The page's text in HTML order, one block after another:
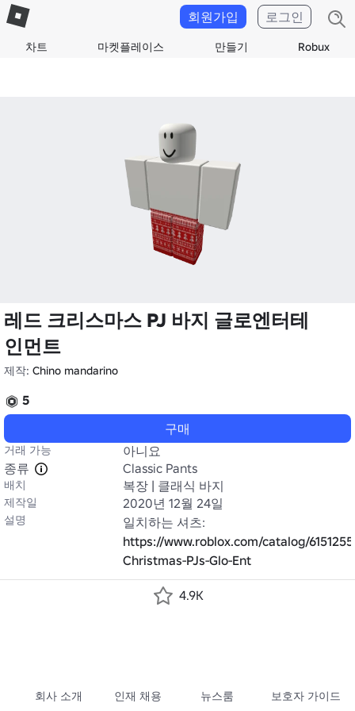
차트 마켓플레이스 만들기 Robux
회원가입 로그인
레드 크리스마스 PJ 바지 글로엔터테
인먼트
제작: Chino mandarino
5
구매
거래 가능
아니요
종류
Classic Pants
배치 복장 | 클래식 바지
제작일 2020년 12월 24일
설명
https://www.roblox.com/catalog/
Christmas-PJs-Glo-Ent
4.9K
회사 소개 인재 채용 뉴스룸 보호자 가이드